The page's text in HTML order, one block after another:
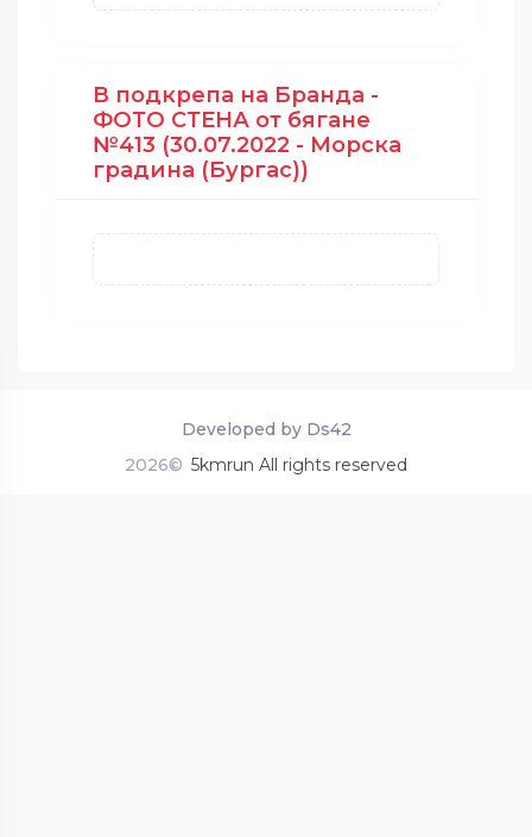
В подкрепа на Бранда -
ФОТО СТЕНА от бягане
№413 (30.07.2022 - Морска
градина (Бургас))
2026© 5kmrun All rights reserved
Developed by Ds42